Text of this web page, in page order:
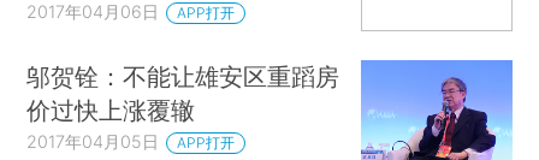
2017年04月06日 APP打开
邬贺铨：不能让雄安区重蹈房
价过快上涨覆辙
2017年04月05日 APP打开